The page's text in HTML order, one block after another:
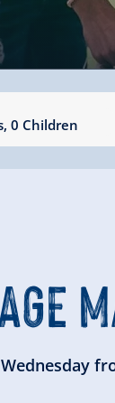
, 0 Children